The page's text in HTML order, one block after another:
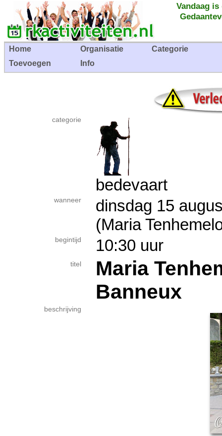
Vandaag
Home Organisatie
Categorie
Toevoegen
Info
categorie
bedevaart
wanneer
dinsdag 15
(Maria
begintijd 10:30 uur
titel
Maria
Banneux
beschrijving